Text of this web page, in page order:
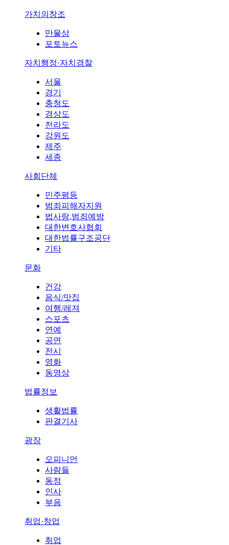
가치의창조
만물상
포토뉴스
자치행정·자치경찰
서울
경기
충청도
경상도
전라도
강원도
제주
세종
사회단체
민주평등
범죄피해자지원
법사랑,범죄예방
대한변호사협회
대한법률구조공단
기타
문화
건강
음식/맛집
여행/레져
스포츠
연예
공연
전시
영화
동영상
법률정보
생활법률
판결기사
광장
오피니언
사람들
동정
인사
부음
취업·창업
취업